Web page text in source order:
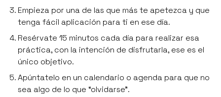
Empieza por una de las que más te apetezca y que
tenga fácil aplicación para ti en ese día.
Resérvate 15 minutos cada día para realizar esa
práctica, con la intención de disfrutarla, ese es el
único objetivo.
Apúntatelo en un calendario o agenda para que no
sea algo de lo que “olvidarse”.